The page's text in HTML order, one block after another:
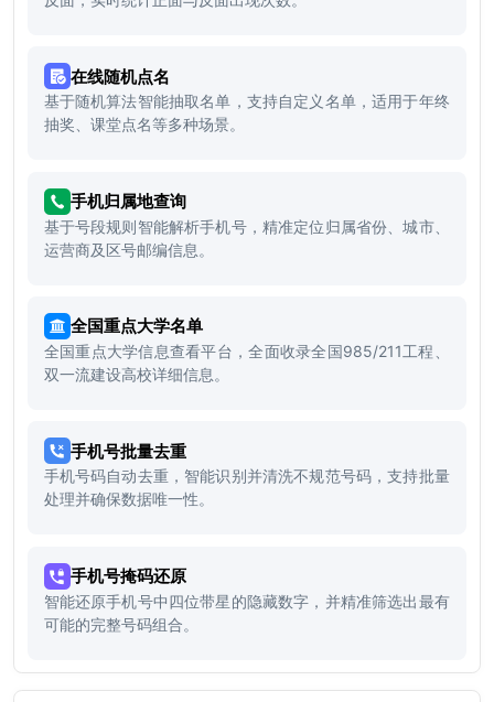
在线随机点名
基于随机算法智能抽取名单，支持自定义名单，适用于年终
抽奖、课堂点名等多种场景。
手机归属地查询
基于号段规则智能解析手机号，精准定位归属省份、城市、
运营商及区号邮编信息。
全国重点大学名单
全国重点大学信息查看平台，全面收录全国985/211工程、
双一流建设高校详细信息。
手机号批量去重
手机号码自动去重，智能识别并清洗不规范号码，支持批量
处理并确保数据唯一性。
手机号掩码还原
智能还原手机号中四位带星的隐藏数字，并精准筛选出最有
可能的完整号码组合。